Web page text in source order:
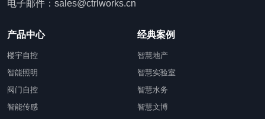
电子邮件：sales@ctrlworks.cn
产品中心
楼宇自控
智能照明
阀门自控
智能传感
经典案例
智慧地产
智慧实验室
智慧水务
智慧文博